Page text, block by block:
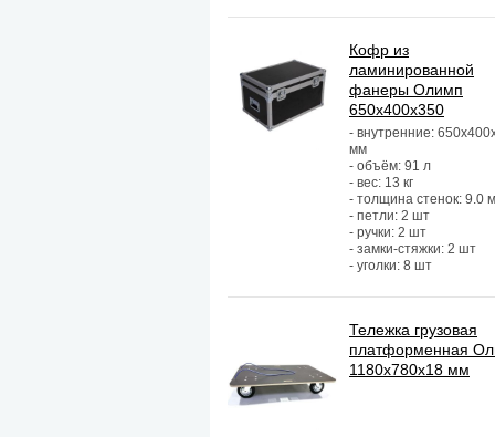
Кофр из
ламинированной
фанеры Олимп
650х400х350
- внутренние:
мм
- объём: 91 л
- вес: 13 кг
- толщина стенок: 9.0
- петли: 2 шт
- ручки: 2 шт
- замки-стяжки: 2 шт
- уголки: 8 шт
Тележка грузовая
платформенная
1180х780х18 мм